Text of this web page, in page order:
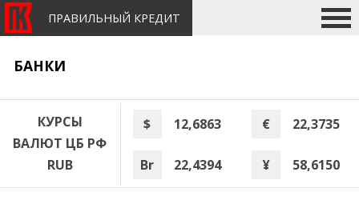
ПРАВИЛЬНЫЙ КРЕДИТ
БАНКИ
КУРСЫ
ВАЛЮТ ЦБ РФ
RUB
$ 12,6863 € 22,3735
Br 22,4394 ¥ 58,6150